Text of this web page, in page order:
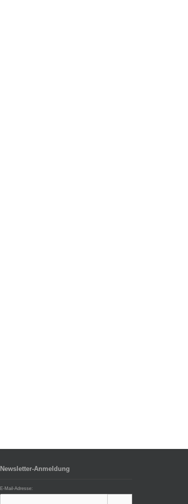
Newsletter-Anmeldung
E-Mail-Adresse: